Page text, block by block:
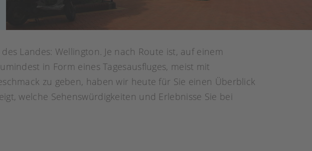
Landes: Wellington. Je nach Route ist, auf einem
in Form eines Tagesausfluges, meist mit
zu geben, haben wir heute für Sie einen Überblick
welche Sehenswürdigkeiten und Erlebnisse Sie bei